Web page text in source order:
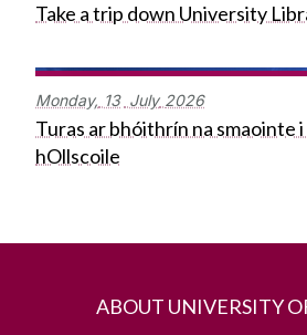
Take a trip down University
Monday, 13 July 2026
Turas ar bhóithrín na smaointe
hOllscoile
ABOUT UNIVERSITY